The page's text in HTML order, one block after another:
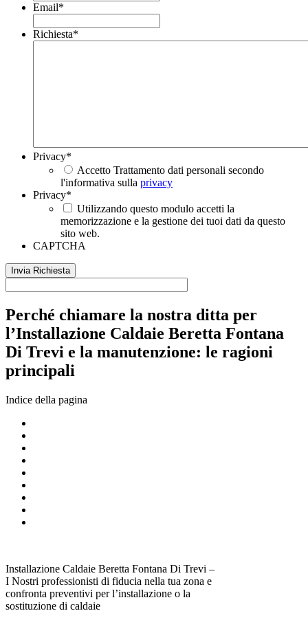
Email*
Richiesta*
Privacy*
Accetto Trattamento dati personali secondo
l'informativa sulla privacy
Privacy*
Utilizzando questo modulo accetti la
memorizzazione e la gestione dei tuoi dati da questo
sito web.
CAPTCHA
Perché chiamare la nostra ditta per
l’Installazione Caldaie Beretta Fontana
Di Trevi e la manutenzione: le ragioni
principali
Indice della pagina
Installazione Caldaie Beretta Fontana Di Trevi –
I Nostri professionisti di fiducia nella tua zona e
confronta preventivi per l’installazione o la
sostituzione di caldaie